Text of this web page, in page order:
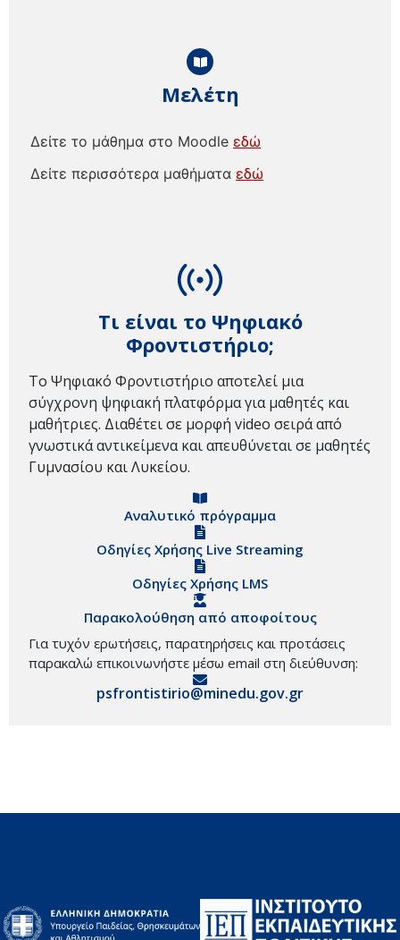
Τι είναι το Ψηφιακό
Φροντιστήριο;
Το Ψηφιακό Φροντιστήριο αποτελεί μια
σύγχρονη ψηφιακή πλατφόρμα για μαθητές και
μαθήτριες. Διαθέτει σε μορφή video σειρά από
γνωστικά αντικείμενα και απευθύνεται σε μαθητές
Γυμνασίου και Λυκείου.
Αναλυτικό πρόγραμμα
Οδηγίες Χρήσης Live Streaming
Οδηγίες Χρήσης LMS
Παρακολούθηση από αποφοίτους
Για τυχόν ερωτήσεις, παρατηρήσεις και προτάσεις
παρακαλώ επικοινωνήστε μέσω email στη διεύθυνση:
psfrontistirio@minedu.gov.gr
Μελέτη
Δείτε το μάθημα στο Moodle εδώ
Δείτε περισσότερα μαθήματα εδώ